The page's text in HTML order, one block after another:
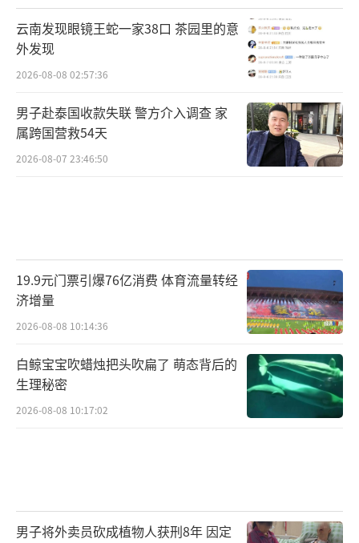
云南发现眼镜王蛇一家38口 茶园里的意
外发现
2026-08-08 02:57:36
男子赴泰国收款失联 警方介入调查 家
属跨国营救54天
2026-08-07 23:46:50
19.9元门票引爆76亿消费 体育流量转经
济增量
2026-08-08 10:14:36
白鲸宝宝吹蜡烛把头吹扁了 萌态背后的
生理秘密
2026-08-08 10:17:02
男子将外卖员砍成植物人获刑8年 因定